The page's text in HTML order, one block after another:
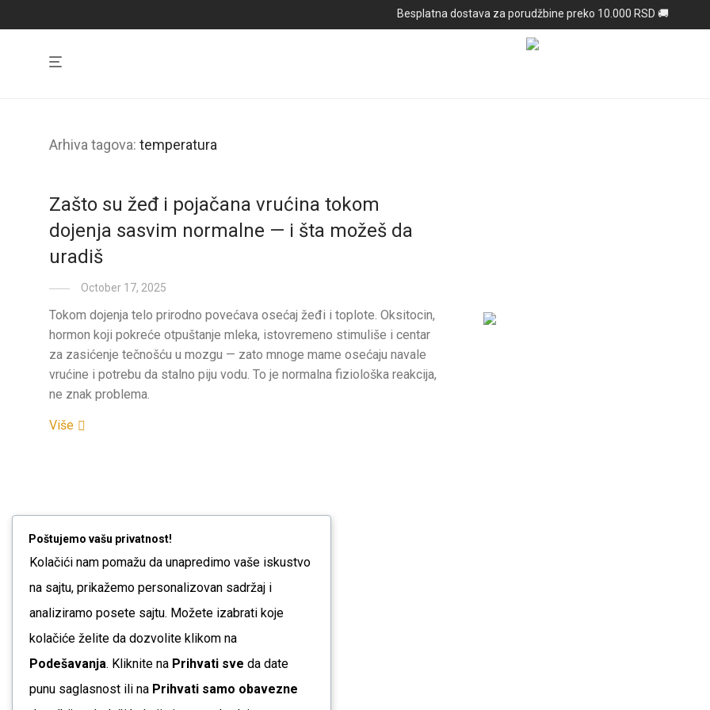
Besplatna dostava za porudžbine preko 10.000 RSD 🚚
Arhiva tagova: temperatura
Zašto su žeđ i pojačana vrućina tokom
dojenja sasvim normalne — i šta možeš da
uradiš
October 17, 2025
Tokom dojenja telo prirodno povećava osećaj žeđi i toplote. Oksitocin,
hormon koji pokreće otpuštanje mleka, istovremeno stimuliše i centar
za zasićenje tečnošću u mozgu — zato mnoge mame osećaju navale
vrućine i potrebu da stalno piju vodu. To je normalna fiziološka reakcija,
ne znak problema.
Više
Poštujemo vašu privatnost!
Kolačići nam pomažu da unapredimo vaše iskustvo
na sajtu, prikažemo personalizovan sadržaj i
analiziramo posete sajtu. Možete izabrati koje
kolačiće želite da dozvolite klikom na
Podešavanja. Kliknite na Prihvati sve da date
punu saglasnost ili na Prihvati samo obavezne